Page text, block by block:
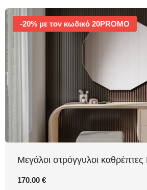
-20% με τον κωδικό 20PROMO
Μεγάλοι στρόγγυλοι
170.00 €